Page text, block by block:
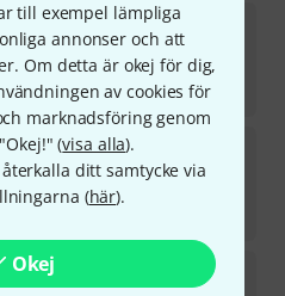
till exempel lämpliga
annonser och att
Om detta är okej för dig,
av cookies för
marknadsföring genom
(visa alla).
ditt samtycke via
(här).
Okej
Classic
Twin
Pro Preamp ST